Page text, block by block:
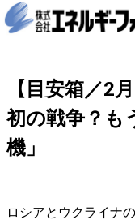
【目安箱／2
初の戦争？も
機」
ロシアとウクライナ